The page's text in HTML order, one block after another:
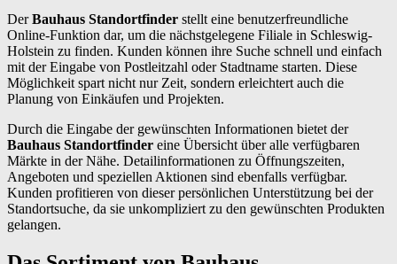
DerBauhaus Standortfinder stellt eine benutzerfreundliche
Online-Funktion dar, um die nächstgelegene Filiale in Schleswig-
Holstein zu finden. Kunden können ihre Suche schnell und einfach
mit der Eingabe von Postleitzahl oder Stadtname starten. Diese
Möglichkeit spart nicht nur Zeit, sondern erleichtert auch die
Planung von Einkäufen und Projekten.
Durch die Eingabe der gewünschten Informationen bietet der
Bauhaus Standortfinder eine Übersicht über alle verfügbaren
Märkte in der Nähe. Detailinformationen zu Öffnungszeiten,
Angeboten und speziellen Aktionen sind ebenfalls verfügbar.
Kunden profitieren von dieser persönlichen Unterstützung bei der
Standortsuche, da sie unkompliziert zu den gewünschten Produkten
gelangen.